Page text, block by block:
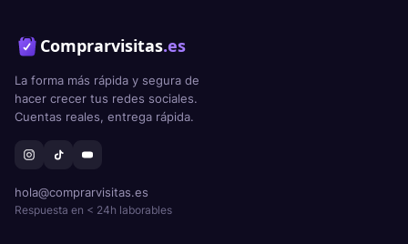
Comprarvisitas.es
La forma más rápida y segura de
hacer crecer tus redes sociales.
Cuentas reales, entrega rápida.
hola@comprarvisitas.es
Respuesta en < 24h laborables